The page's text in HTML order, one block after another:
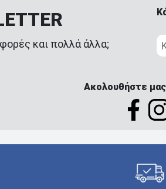
και πολλά άλλα;
Ακολουθήστε